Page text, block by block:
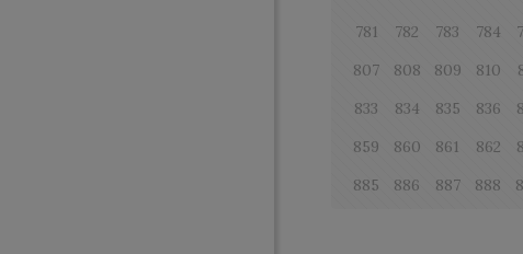
781
782 783 784
807
808 809 810
833
834 835 836
859
860 861 862
885
886 887 888